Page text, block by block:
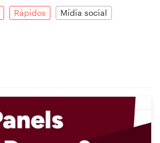
Rápidos Mídia social